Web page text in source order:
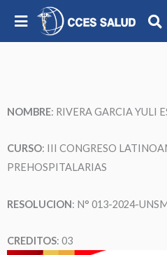
NOMBRE: RIVERA GARCIA YULI
CURSO: III CONGRESO
PREHOSPITALARIAS
RESOLUCION: N° 013-2024-
CREDITOS: 03